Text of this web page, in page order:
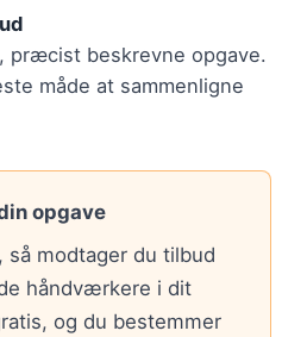
præcist beskrevne opgave.
måde at sammenligne
opgave
så modtager du tilbud
håndværkere i dit
og du bestemmer